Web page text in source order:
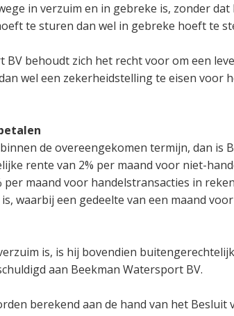
in verzuim en in gebreke is, zonder
te sturen dan wel in gebreke hoeft te
BV behoudt zich het recht voor om een
wel een zekerheidstelling te eisen voor
de overeengekomen termijn, dan is
rente van 2% per maand voor niet-
per maand voor handelstransacties in
waarbij een gedeelte van een maand
is, is hij bovendien
aan Beekman Watersport BV.
berekend aan de hand van het Besluit